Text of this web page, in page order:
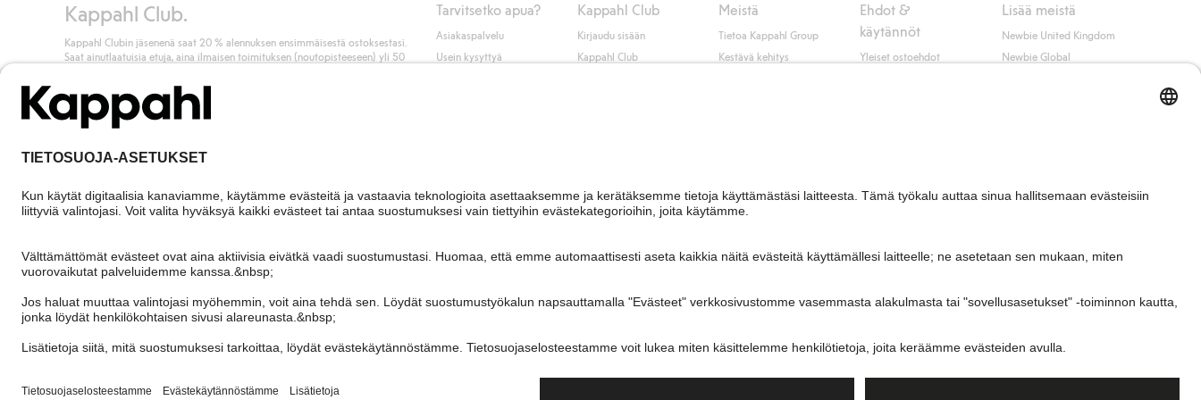
Kappahl Club.
Kappahl Clubin jäsenenä saat 20 % alennuksen ensimmäisestä ostoksestasi.
Saat ainutlaatuisia etuja, aina ilmaisen toimituksen (noutopisteeseen) yli 50
Liity jäseneksi
Tarvitsetko apua?
Asiakaspalvelu
Usein kysyttyä
Peru ostoksesi
Kappahl Club
Kirjaudu sisään
Kappahl Club
Meistä
Tietoa Kappahl Group
Kestävä kehitys
Ehdot &
käytännöt
Yleiset ostoehdot
Lisää meistä
Newbie United Kingdom
Newbie Global
Finland Vaihda maata
Cookies